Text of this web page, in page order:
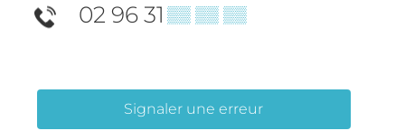
02 96 31 ▒▒ ▒▒ ▒▒
Signaler une erreur